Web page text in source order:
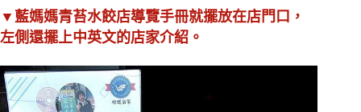
▼藍媽媽青苔水餃店導覽手冊就擺放在店門口，
左側還擺上中英文的店家介紹。